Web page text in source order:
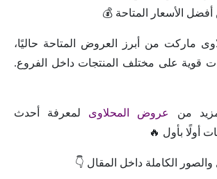
الأسعار المتاحة 💰
ماركت من أبرز العروض المتاحة حاليًا،
قوية على مختلف المنتجات داخل الفروع.
من عروض المحلاوى لمعرفة أحدث
أولًا بأول 🔥
والصور الكاملة داخل المقال 👇